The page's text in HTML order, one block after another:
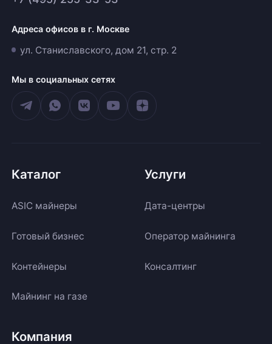
Адреса офисов в г. Москве
ул. Станиславского, дом 21, стр. 2
Мы в социальных сетях
Каталог
ASIC майнеры
Готовый бизнес
Контейнеры
Майнинг на газе
Услуги
Дата-центры
Оператор майнинга
Консалтинг
Компания